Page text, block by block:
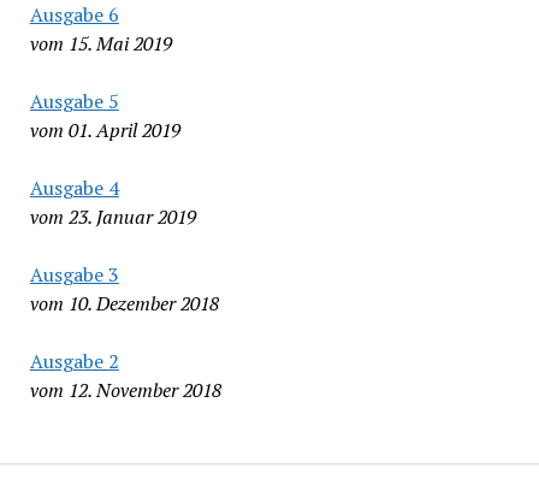
Ausgabe 6
vom 15. Mai 2019
Ausgabe 5
vom 01. April 2019
Ausgabe 4
vom 23. Januar 2019
Ausgabe 3
vom 10. Dezember 2018
Ausgabe 2
vom 12. November 2018